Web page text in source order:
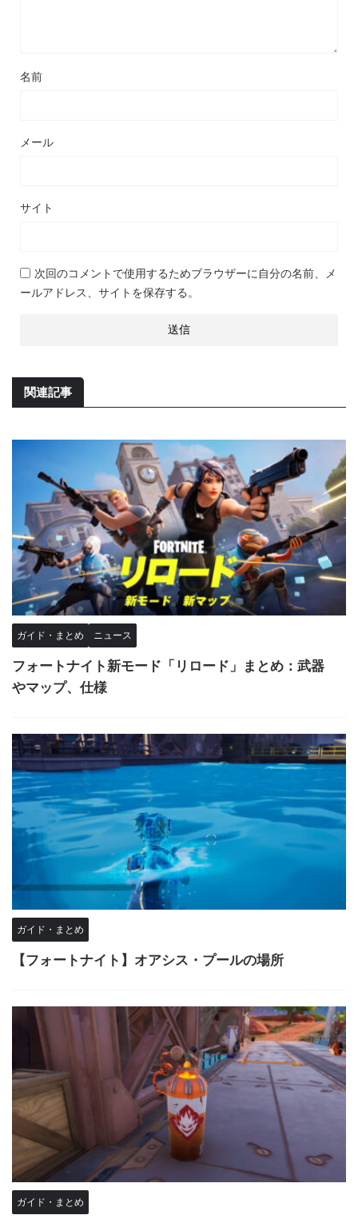
名前
メール
サイト
次回のコメントで使用するためブラウザーに自分の名前、メ
ールアドレス、サイトを保存する。
関連記事
ガイド・まとめ ニュース
フォートナイト新モード「リロード」まとめ：武器
やマップ、仕様
ガイド・まとめ
【フォートナイト】オアシス・プールの場所
ガイド・まとめ